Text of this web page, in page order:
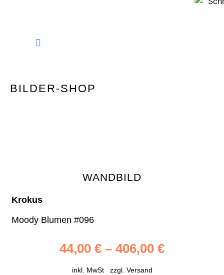
BILDER-SHOP
WANDBILD
Krokus
Moody Blumen #096
44,00 € – 406,00 €
inkl. MwSt zzgl. Versand